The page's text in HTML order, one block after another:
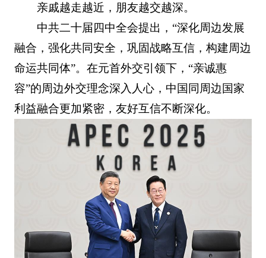
亲戚越走越近，朋友越交越深。
中共二十届四中全会提出，“深化周边发展
融合，强化共同安全，巩固战略互信，构建周边
命运共同体”。在元首外交引领下，“亲诚惠
容”的周边外交理念深入人心，中国同周边国家
利益融合更加紧密，友好互信不断深化。